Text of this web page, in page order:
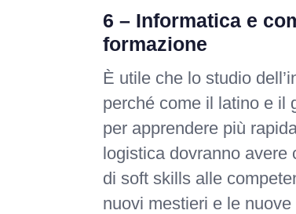
6 – Informatica e
formazione
È utile che lo studio
perché come il latino e il
per apprendere più
logistica dovranno avere
di soft skills alle
nuovi mestieri e le